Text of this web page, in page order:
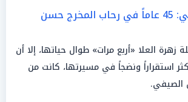
الاستقرار الحقيقي: 45 عاماً في رحاب المخرج حسن
زهرة العلا «أربع مرات» طوال حياتها، إلا أن
استقراراً ونضجاً في مسيرتها، كانت من
الصيفي.